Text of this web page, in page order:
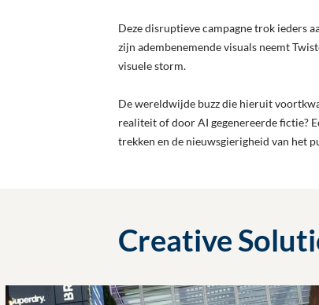
Deze disruptieve campagne trok ieders
zijn adembenemende visuals neemt
visuele storm.
De wereldwijde buzz die hieruit
realiteit of door AI gegenereerde fictie?
trekken en de nieuwsgierigheid van het
Creative